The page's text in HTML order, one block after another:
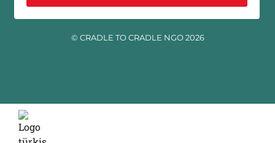
© CRADLE TO CRADLE NGO 2026